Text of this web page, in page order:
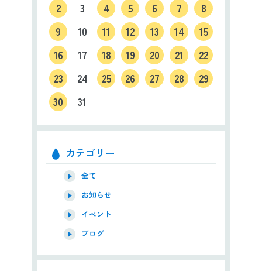
2
3 4 5 6 7
8
9
10 11 12 13 14
15
16
17 18 19 20 21
22
23
24 25 26 27 28
29
30
31
カテゴリー
全て
お知らせ
イベント
ブログ